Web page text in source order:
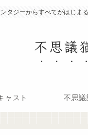
タジーからすべてがはじま
不思議
ャスト 不思